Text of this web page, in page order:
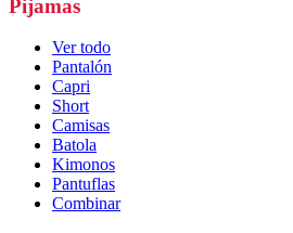
Pijamas
Ver todo
Pantalón
Capri
Short
Camisas
Batola
Kimonos
Pantuflas
Combinar